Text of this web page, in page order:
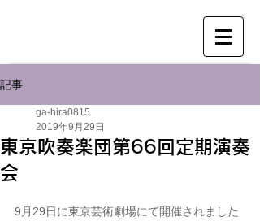
記事
東京吹奏楽団第66回定期演奏
会
ga-hira0815
2019年9月29日
9月29日に東京芸術劇場にて開催されました